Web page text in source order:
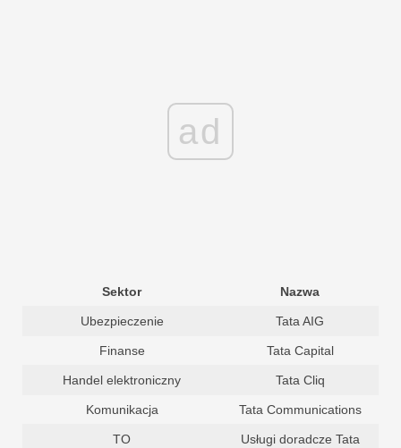
ad
Sektor Nazwa
Ubezpieczenie Tata AIG
Finanse Tata Capital
Handel elektroniczny Tata Cliq
Komunikacja Tata Communications
TO Usługi doradcze Tata